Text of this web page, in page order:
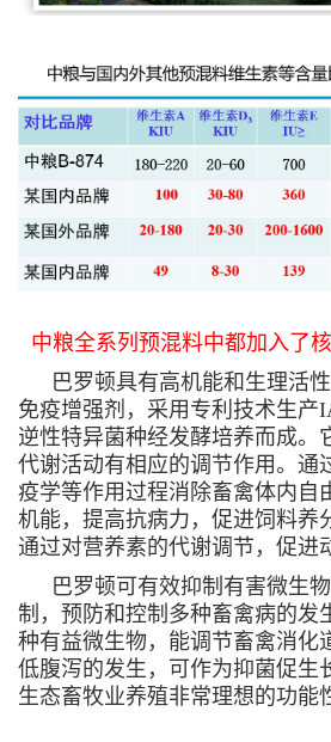
中粮全系列预混料中都加入了
巴罗顿具有高机能和生理活
免疫增强剂，采用专利技术生产
逆性特异菌种经发酵培养而成。
代谢活动有相应的调节作用。通
疫学等作用过程消除畜禽体内自
机能，提高抗病力，促进饲料养
通过对营养素的代谢调节，促进
巴罗顿可有效抑制有害微生
制，预防和控制多种畜禽病的发
种有益微生物，能调节畜禽消化
低腹泻的发生，可作为抑菌促生
生态畜牧业养殖非常理想的功能